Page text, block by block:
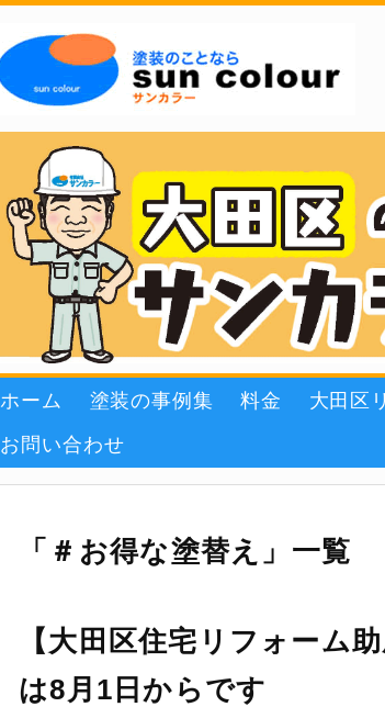
ホーム 塗装の事例集 料金 大田区
お問い合わせ
「 ＃お得な塗替え 」 一覧
【大田区住宅リフォーム
は8月1日からです